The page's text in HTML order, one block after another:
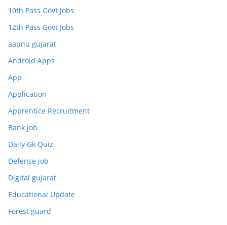
10th Pass Govt Jobs
12th Pass Govt Jobs
aapnu gujarat
Android Apps
App
Application
Apprentice Recruitment
Bank Job
Daily Gk Quiz
Defense job
Digital gujarat
Educational Update
Forest guard